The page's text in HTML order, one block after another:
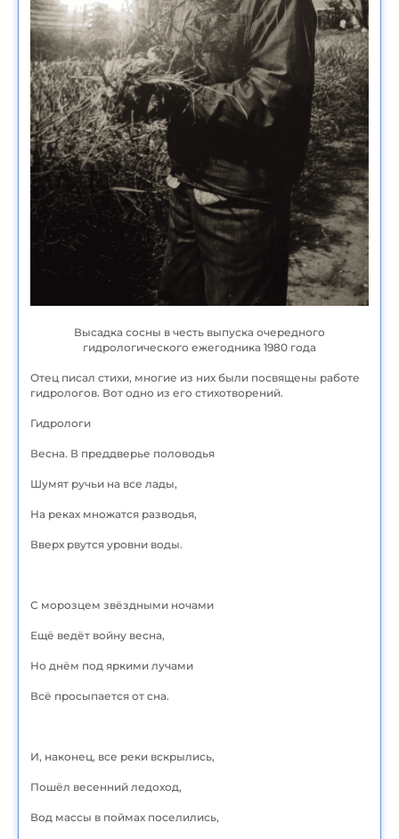
Высадка сосны в честь выпуска очередного
гидрологического ежегодника 1980 года
Отец писал стихи, многие из них были посвящены работе
гидрологов. Вот одно из его стихотворений.
Гидрологи
Весна. В преддверье половодья
Шумят ручьи на все лады,
На реках множатся разводья,
Вверх рвутся уровни воды.
С морозцем звёздными ночами
Ещё ведёт войну весна,
Но днём под яркими лучами
Всё просыпается от сна.
И, наконец, все реки вскрылись,
Пошёл весенний ледоход,
Вод массы в поймах поселились,